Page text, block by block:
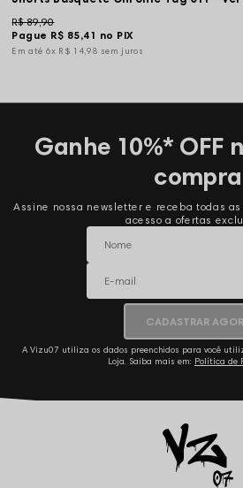
Pague R$ 85,41 no PIX
R$ 89,90
6x R$ 14,98 sem juros
Ganhe 10%* OFF
compra
Assine nossa newsletter e receba todas
acesso a ofertas
CADASTRAR
A Vizu07 utiliza os dados preenchidos para você
Loja. Saiba mais em: Política de